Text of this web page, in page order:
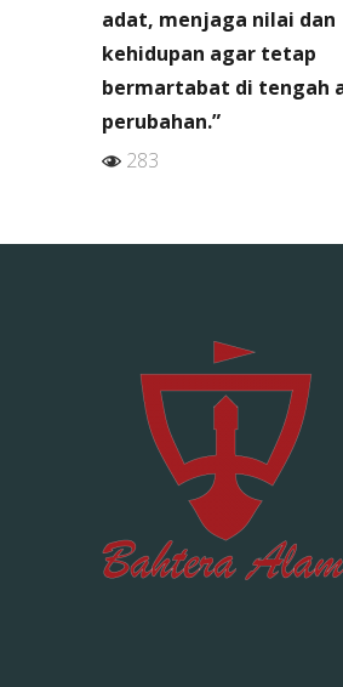
adat, menjaga nilai dan
kehidupan agar tetap
bermartabat di tengah
perubahan.”
283